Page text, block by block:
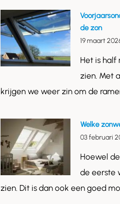
de zon
19 maart
Het is half
zien. Met
krijgen we weer zin om de
Welke
03 februari
Hoewel
de eerste
zien. Dit is dan ook een goed